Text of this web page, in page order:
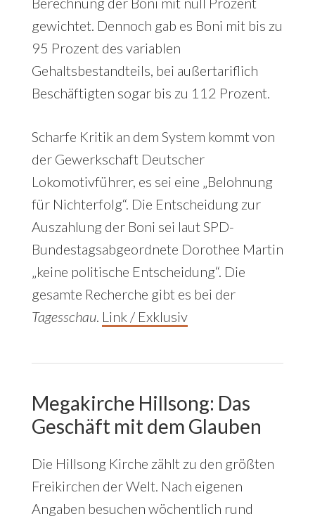
gewichtet. Dennoch gab es Boni mit bis zu
95 Prozent des variablen
Gehaltsbestandteils, bei außertariflich
Beschäftigten sogar bis zu 112 Prozent.
Scharfe Kritik an dem System kommt von
der Gewerkschaft Deutscher
Lokomotivführer, es sei eine „Belohnung
für Nichterfolg“. Die Entscheidung zur
Auszahlung der Boni sei laut SPD-
Bundestagsabgeordnete Dorothee Martin
„keine politische Entscheidung“. Die
gesamte Recherche gibt es bei der
Tagesschau. Link / Exklusiv
Megakirche Hillsong: Das
Geschäft mit dem Glauben
Die Hillsong Kirche zählt zu den größten
Freikirchen der Welt. Nach eigenen
Angaben besuchen wöchentlich rund